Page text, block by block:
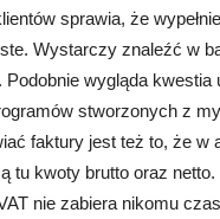
sprawia, że
Wystarczy znaleźć w
wygląda kwestia
stworzonych z
faktury jest też to, że w
tu kwoty brutto oraz
nie zabiera nikomu